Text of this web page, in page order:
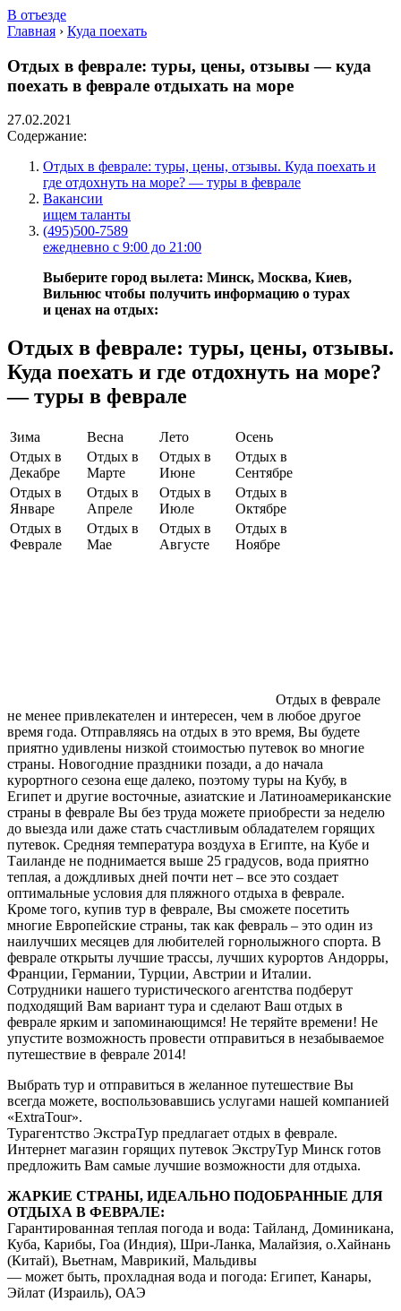
В отъезде
Главная › Куда поехать
Отдых в феврале: туры, цены, отзывы — куда
поехать в феврале отдыхать на море
27.02.2021
Содержание:
Отдых в феврале: туры, цены, отзывы. Куда поехать и
где отдохнуть на море? — туры в феврале
Вакансии
ищем таланты
(495)500-7589
ежедневно с 9:00 до 21:00
Выберите город вылета: Минск, Москва, Киев,
Вильнюс чтобы получить информацию о турах
и ценах на отдых:
Отдых в феврале: туры, цены, отзывы.
Куда поехать и где отдохнуть на море?
— туры в феврале
Зима Весна Лето
Осень
Отдых в
Декабре
Отдых в
Марте
Отдых в
Июне
Отдых в
Сентябре
Отдых в
Январе
Отдых в
Апреле
Отдых в
Июле
Отдых в
Октябре
Отдых в
Феврале
Отдых в
Мае
Отдых в
Августе
Отдых в
Ноябре
Отдых в феврале
не менее привлекателен и интересен, чем в любое другое
время года. Отправляясь на отдых в это время, Вы будете
приятно удивлены низкой стоимостью путевок во многие
страны. Новогодние праздники позади, а до начала
курортного сезона еще далеко, поэтому туры на Кубу, в
Египет и другие восточные, азиатские и Латиноамериканские
страны в феврале Вы без труда можете приобрести за неделю
до выезда или даже стать счастливым обладателем горящих
путевок. Средняя температура воздуха в Египте, на Кубе и
Таиланде не поднимается выше 25 градусов, вода приятно
теплая, а дождливых дней почти нет – все это создает
оптимальные условия для пляжного отдыха в феврале.
Кроме того, купив тур в феврале, Вы сможете посетить
многие Европейские страны, так как февраль – это один из
наилучших месяцев для любителей горнолыжного спорта. В
феврале открыты лучшие трассы, лучших курортов Андорры,
Франции, Германии, Турции, Австрии и Италии.
Сотрудники нашего туристического агентства подберут
подходящий Вам вариант тура и сделают Ваш отдых в
феврале ярким и запоминающимся! Не теряйте времени! Не
упустите возможность провести отправиться в незабываемое
путешествие в феврале 2014!
Выбрать тур и отправиться в желанное путешествие Вы
всегда можете, воспользовавшись услугами нашей компанией
«ExtraTour».
Турагентство ЭкстраТур предлагает отдых в феврале.
Интернет магазин горящих путевок ЭкструТур Минск готов
предложить Вам самые лучшие возможности для отдыха.
ЖАРКИЕ СТРАНЫ, ИДЕАЛЬНО ПОДОБРАННЫЕ ДЛЯ
ОТДЫХА В ФЕВРАЛЕ:
Гарантированная теплая погода и вода: Тайланд, Доминикана,
Куба, Карибы, Гоа (Индия), Шри-Ланка, Малайзия, о.Хайнань
(Китай), Вьетнам, Маврикий, Мальдивы
— может быть, прохладная вода и погода: Египет, Канары,
Эйлат (Израиль), ОАЭ